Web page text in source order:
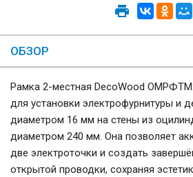
ОБЗОР
Рамка 2-местная DecoWood
для установки электрофурнитуры и
диаметром 16 мм на стены из
диаметром 240 мм. Она позволяет
две электроточки и создать
открытой проводки, сохраняя